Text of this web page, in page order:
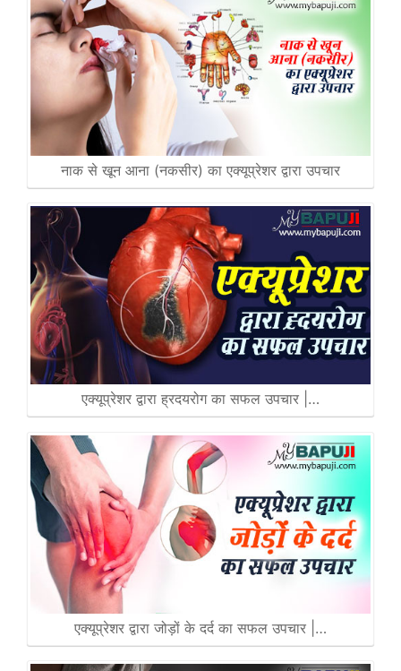
नाक से खून आना (नकसीर) का एक्यूप्रेशर द्वारा उपचार
एक्यूप्रेशर द्वारा ह्रदयरोग का सफल उपचार |…
एक्यूप्रेशर द्वारा जोड़ों के दर्द का सफल उपचार |…